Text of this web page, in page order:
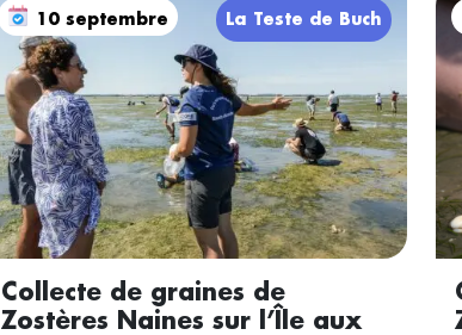
10 septembre La Teste de Buch
Collecte de graines de
Zostères Naines sur l’Île aux